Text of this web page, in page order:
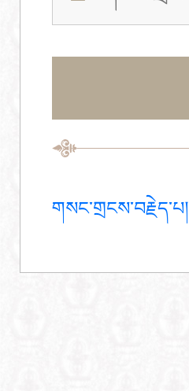
གསང་གྲངས་བརྗེད་པ།